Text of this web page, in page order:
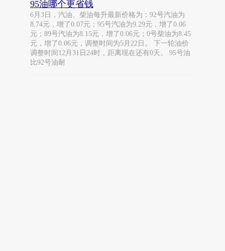
95油哪个更省钱
6月3日，汽油、柴油每升最新价格为：92号汽油为
8.74元，增了0.07元；95号汽油为9.29元，增了0.06
元；89号汽油为8.15元，增了0.06元；0号柴油为8.45
元，增了0.06元，调整时间为5月22日。 下一轮油价
调整时间12月31日24时，距离现在还有0天。 95号油
比92号油耐